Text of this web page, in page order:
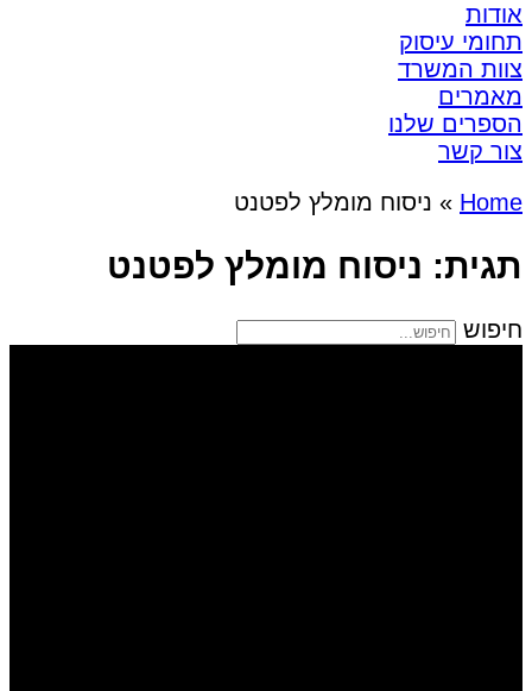
אודות
תחומי עיסוק
צוות המשרד
מאמרים
הספרים שלנו
צור קשר
Home
» ניסוח מומלץ לפטנט
תגית: ניסוח מומלץ לפטנט
חיפוש